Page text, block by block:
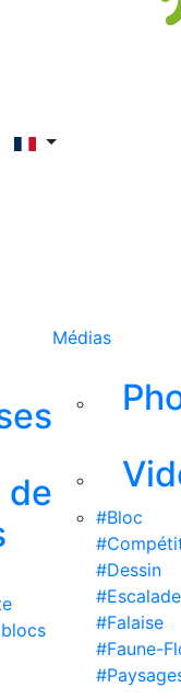
de
Médias
#Bloc
#Dessin
#Escalade
#Falaise
#Faune-